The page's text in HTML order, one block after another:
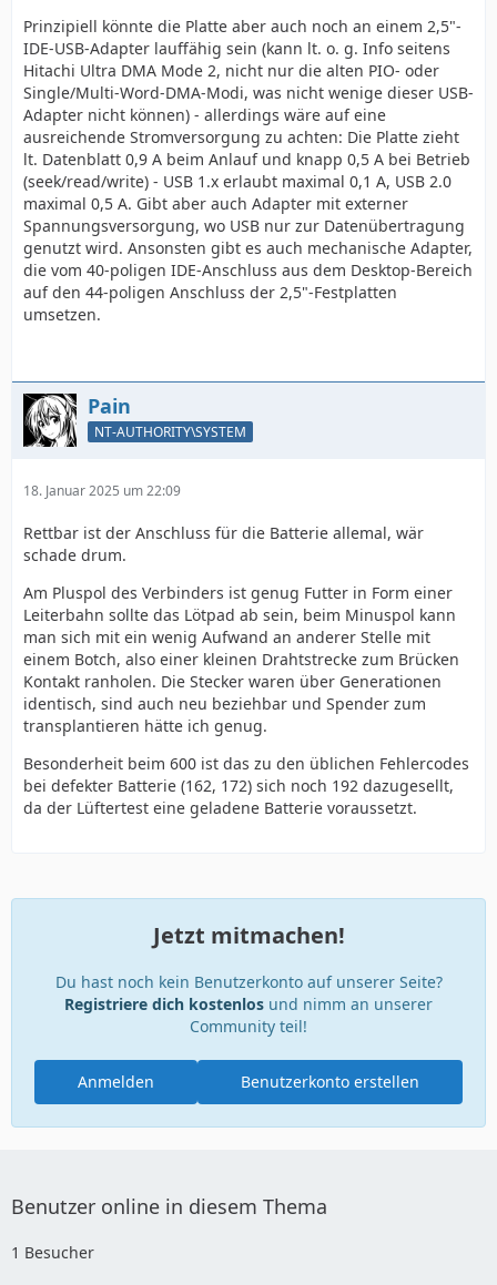
Prinzipiell könnte die Platte aber auch noch an einem 2,5"-
IDE-USB-Adapter lauffähig sein (kann lt. o. g. Info seitens
Hitachi Ultra DMA Mode 2, nicht nur die alten PIO- oder
Single/Multi-Word-DMA-Modi, was nicht wenige dieser USB-
Adapter nicht können) - allerdings wäre auf eine
ausreichende Stromversorgung zu achten: Die Platte zieht
lt. Datenblatt 0,9 A beim Anlauf und knapp 0,5 A bei Betrieb
(seek/read/write) - USB 1.x erlaubt maximal 0,1 A, USB 2.0
maximal 0,5 A. Gibt aber auch Adapter mit externer
Spannungsversorgung, wo USB nur zur Datenübertragung
genutzt wird. Ansonsten gibt es auch mechanische Adapter,
die vom 40-poligen IDE-Anschluss aus dem Desktop-Bereich
auf den 44-poligen Anschluss der 2,5"-Festplatten
umsetzen.
Pain
NT-AUTHORITY\SYSTEM
18. Januar 2025 um 22:09
Rettbar ist der Anschluss für die Batterie allemal, wär
schade drum.
Am Pluspol des Verbinders ist genug Futter in Form einer
Leiterbahn sollte das Lötpad ab sein, beim Minuspol kann
man sich mit ein wenig Aufwand an anderer Stelle mit
einem Botch, also einer kleinen Drahtstrecke zum Brücken
Kontakt ranholen. Die Stecker waren über Generationen
identisch, sind auch neu beziehbar und Spender zum
transplantieren hätte ich genug.
Besonderheit beim 600 ist das zu den üblichen Fehlercodes
bei defekter Batterie (162, 172) sich noch 192 dazugesellt,
da der Lüftertest eine geladene Batterie voraussetzt.
Jetzt mitmachen!
Du hast noch kein Benutzerkonto auf unserer Seite?
Registriere dich kostenlos und nimm an unserer
Community teil!
Benutzerkonto erstellen
Anmelden
Benutzer online in diesem Thema
1 Besucher